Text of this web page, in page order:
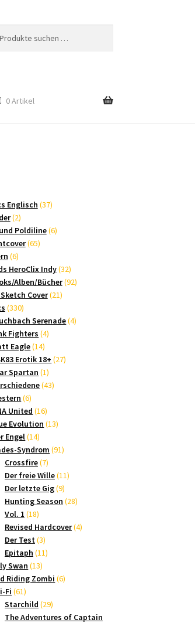
0 Artikel
Englisch 3737
22
Produkte
Poldiline 66
6565
66
Produkte
HeroClix Indy 3232
Produkte
Alben/Bücher 9292
Cover 2121
330330
Produkte
Serenade 44
Fighters 44
Eagle 1414
Produkte
Erotik 18+ 2727
Spartan 11
Produkt
4343
66
Produkte
United 1616
Produkte
Evolution 1313
Engel 1414
Produkte
Syndrom 9191
Crossfire 77
Produkte
Der freie Wille 1111
Der letzte Gig 99
Produkte
Hunting Season 2828
Vol. 1 1818
Produkte
Revised Hardcover 44
Der Test 33
Produkte
Epitaph 1111
Swan 1313
Produkte
Riding Zombi 66
Fi 6161
Produkte
Starchild 2929
Produkte
The Adventures of Captain